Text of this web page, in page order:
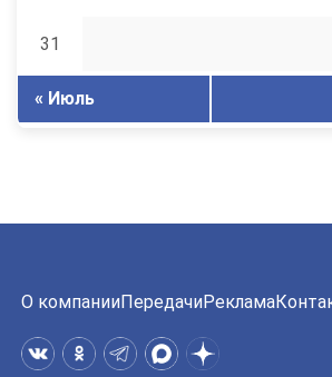
31
« Июль
О компанииПередачиРеклама